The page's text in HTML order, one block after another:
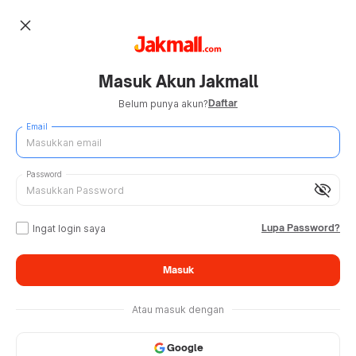
close
Masuk Akun Jakmall
Belum punya akun?Daftar
Email
visibility_off
Password
Ingat login saya Lupa Password?
Masuk
Atau masuk dengan
Google